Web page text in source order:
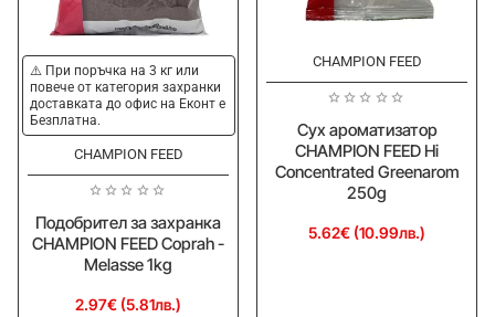
⚠️ При поръчка на 3 кг или
повече от категория захранки
доставката до офис на Еконт е
Безплатна.
CHAMPION FEED
Подобрител за захранка
CHAMPION FEED Coprah -
Melasse 1kg
2.97€ (5.81лв.)
CHAMPION FEED
Сух ароматизатор
CHAMPION FEED Hi
Concentrated Greenarom
250g
5.62€ (10.99лв.)